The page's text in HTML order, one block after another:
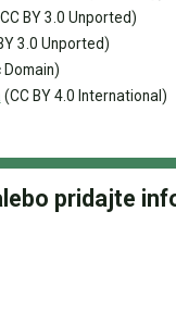
BY 3.0 Unported)
3.0 Unported)
(CC BY 4.0 International)